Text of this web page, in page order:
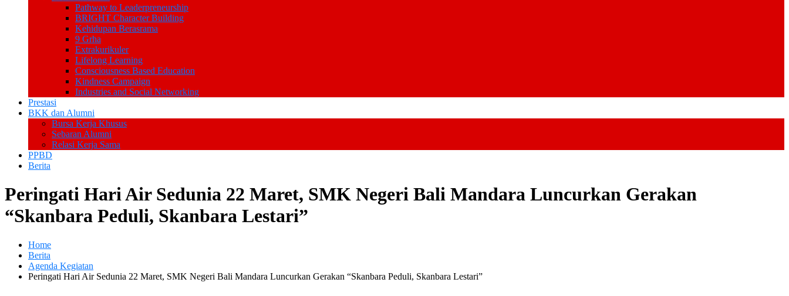
Pathway to Leaderpreneurship
BRIGHT Character Building
Kehidupan Berasrama
9 Grha
Extrakurikuler
Lifelong Learning
Consciousness Based Education
Kindness Campaign
Industries and Social Networking
Prestasi
BKK dan Alumni
Bursa Kerja Khusus
Sebaran Alumni
Relasi Kerja Sama
PPBD
Berita
Peringati Hari Air Sedunia 22 Maret, SMK Negeri Bali Mandara Luncurkan Gerakan
“Skanbara Peduli, Skanbara Lestari”
Home
Berita
Agenda Kegiatan
Peringati Hari Air Sedunia 22 Maret, SMK Negeri Bali Mandara Luncurkan Gerakan “Skanbara Peduli, Skanbara Lestari”